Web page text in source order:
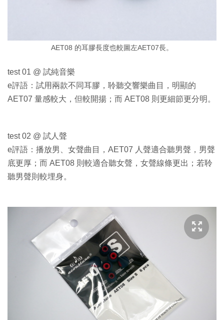
AET08 的耳膠長度也較圖左AET07長。
test 01 @ 試純音樂
e評語：試用兩款不同耳膠，聆聽交響樂曲目，明顯的
AET07 量感較大，但較開揚；而 AET08 則更細節更分明。
test 02 @ 試人聲
e評語：播放男、女聲曲目，AET07 人聲適合聽男聲，男聲
底更厚；而 AET08 則較適合聽女聲，女聲線條更出；若聆
聽男聲則較埋身。